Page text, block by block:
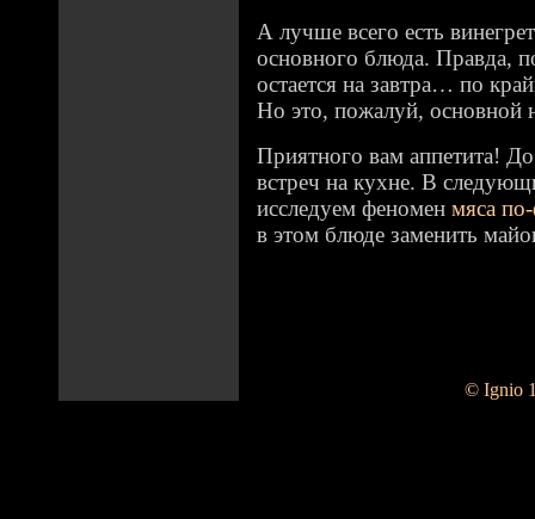
А лучше всего есть
основного блюда. Правда,
остается на завтра… по
Но это, пожалуй, основной
Приятного вам аппетита!
встреч на кухне. В
исследуем феномен мяса
в этом блюде заменить
© Ignio